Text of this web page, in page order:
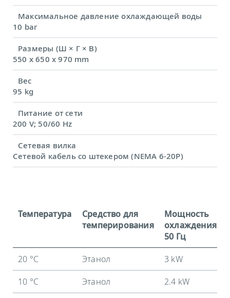
Максимальное давление охлаждающей воды
10 bar
Размеры (Ш × Г × В)
550 x 650 x 970 mm
Вес
95 kg
Питание от сети
200 V; 50/60 Hz
Сетевая вилка
Сетевой кабель со штекером (NEMA 6-20P)
Температура
Средство для
темперирования
Мощность
охлаждения
50 Гц
20 °C
Этанол 3 kW
10 °C
Этанол 2.4 kW